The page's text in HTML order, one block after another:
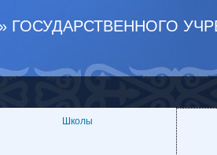
ГОСУДАРСТВЕННОГО
Школы